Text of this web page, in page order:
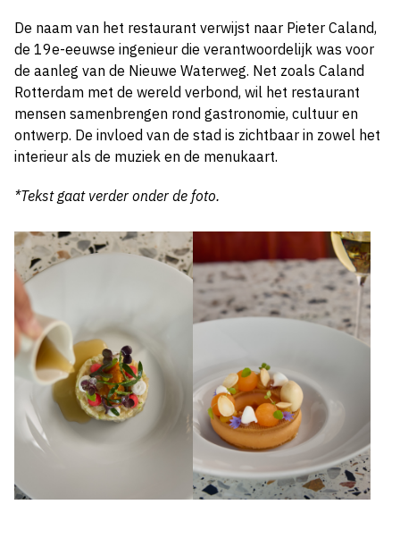
De naam van het restaurant verwijst naar Pieter Caland,
de 19e-eeuwse ingenieur die verantwoordelijk was voor
de aanleg van de Nieuwe Waterweg. Net zoals Caland
Rotterdam met de wereld verbond, wil het restaurant
mensen samenbrengen rond gastronomie, cultuur en
ontwerp. De invloed van de stad is zichtbaar in zowel het
interieur als de muziek en de menukaart.
*Tekst gaat verder onder de foto.